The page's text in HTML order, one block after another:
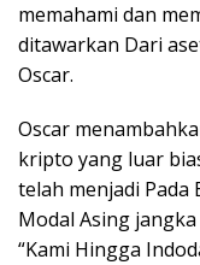
memahami dan
ditawarkan Dari
Oscar.
Oscar
kripto yang luar
telah menjadi Pada
Modal Asing
“Kami Hingga